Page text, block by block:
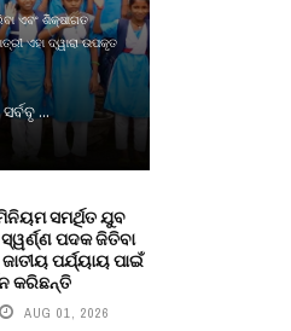
ଏବଂ ଶିକ୍ଷାଗତ
ଏହା ଦ୍ୱାରା ଉପକୃତ
...
ସମର୍ଥିତ ଯୁବ
ପଦକ ଜିତିବା
ପର୍ଯ୍ୟାୟ ପାଇଁ
କରିଛନ୍ତି
AUG 01, 2026